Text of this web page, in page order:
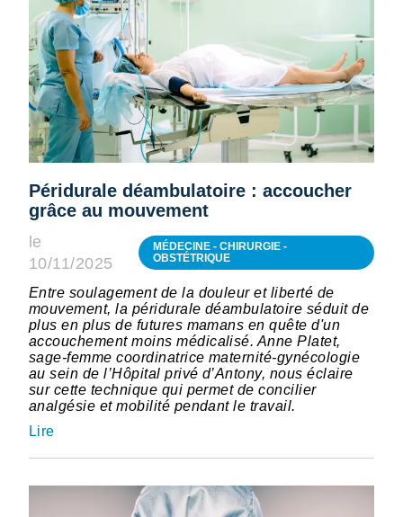
Péridurale déambulatoire : accoucher
grâce au mouvement
le
10/11/2025
MÉDECINE - CHIRURGIE -
OBSTÉTRIQUE
Entre soulagement de la douleur et liberté de
mouvement, la péridurale déambulatoire séduit de
plus en plus de futures mamans en quête d'un
accouchement moins médicalisé. Anne Platet,
sage-femme coordinatrice maternité-gynécologie
au sein de l’Hôpital privé d’Antony, nous éclaire
sur cette technique qui permet de concilier
analgésie et mobilité pendant le travail.
Lire